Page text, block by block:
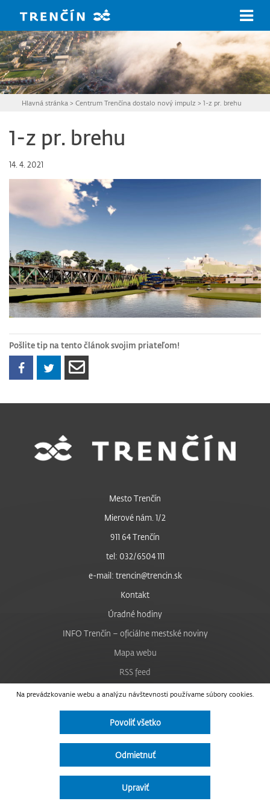
Hlavná stránka > Centrum Trenčína dostalo nový impulz > 1-z pr. brehu
1-z pr. brehu
14. 4. 2021
Pošlite tip na tento článok svojim priateľom!
Na prevádzkovanie webu a analýzu návštevnosti používame súbory cookies.
Povoliť všetko
Odmietnuť
Upraviť
Mesto Trenčín
Mierové nám. 1/2
911 64 Trenčín
tel: 032/6504 111
e-mail: trencin@trencin.sk
Kontakt
Úradné hodiny
INFO Trenčín – oficiálne mestské noviny
Mapa webu
RSS feed
Nastavenie cookies
Facebook
Instagram
Vyhlásenie o prístupnosti